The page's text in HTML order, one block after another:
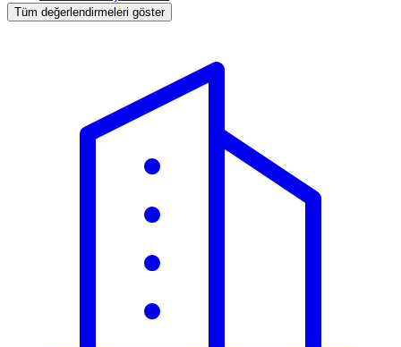
Tüm değerlendirmeleri göster